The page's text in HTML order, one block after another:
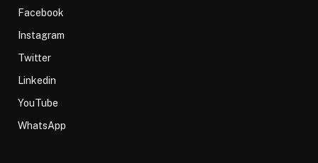
Facebook
Instagram
Twitter
Linkedin
YouTube
WhatsApp